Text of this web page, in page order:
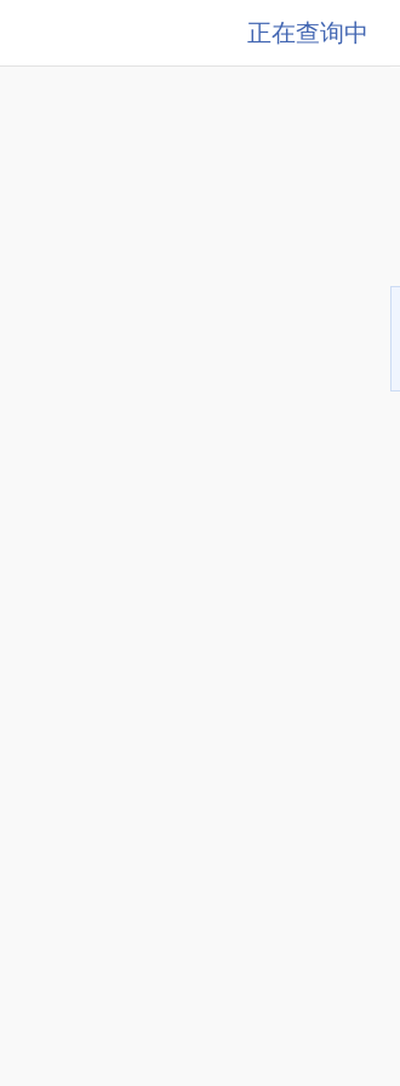
正在查询中